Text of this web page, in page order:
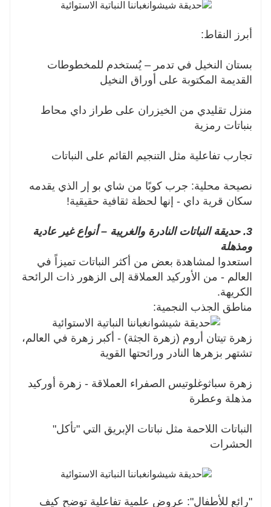
أبرز النقاط:
بستان النخيل في تدمر – يُستخدم للمخطوطات
القديمة المكتوبة على أوراق النخيل
منزل تقليدي من الخيزران على طراز داي محاط
بنباتات رمزية
تجارب تفاعلية مثل التنجيم القائم على النباتات
نصيحة محلية: جرب كوبًا من شاي بو إر الذي يقدمه
سكان قرية داي - إنها لحظة ثقافية حقيقية!
3. حديقة النباتات النادرة والغريبة – أنواع غير عادية
ومذهلة
استعدوا لمشاهدة بعض من أكثر النباتات تميزاً في
العالم - من الأوركيد العملاقة إلى الزهور ذات الرائحة
الكريهة.
مناطق الجذب النجمية:
زهرة تيتان أروم (زهرة الجثة) - أكبر زهرة في العالم،
تشتهر بزهرها النادر ورائحتها القوية
زهرة سباثوغلوتيس الصفراء العملاقة - زهرة أوركيد
مذهلة وعطرة
النباتات اللاحمة مثل نباتات الإبريق التي "تأكل"
الحشرات
"رائع للأطفال": عروض علمية تفاعلية توضح كيف